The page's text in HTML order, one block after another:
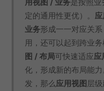
定的通用性更优）。
业务形成一一对应关
用，还可以起到跨业务
图 / 布局可快速适应应
化，形成新的布局能
发，那么应用视图层